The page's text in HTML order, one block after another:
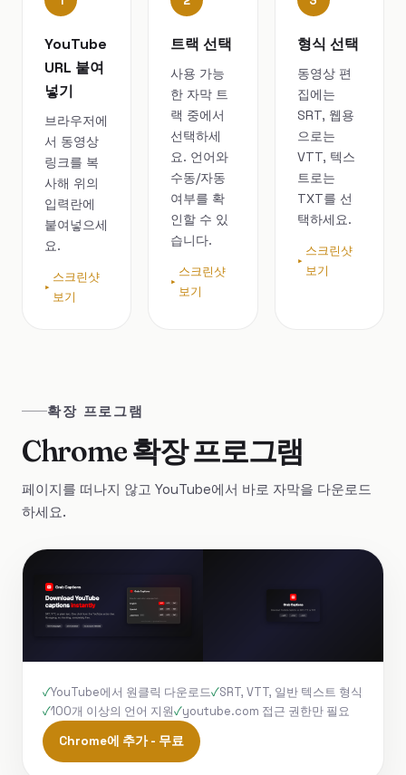
YouTube
URL 붙여
넣기
브라우저에
서 동영상
링크를 복
사해 위의
입력란에
붙여넣으세
요.
스크린샷
보기
트랙 선택
사용 가능
한 자막 트
랙 중에서
선택하세
요. 언어와
수동/자동
여부를 확
인할 수 있
습니다.
스크린샷
보기
형식 선택
동영상 편
집에는
SRT, 웹용
으로는
VTT, 텍스
트로는
TXT를 선
택하세요.
스크린샷
보기
확장 프로그램
Chrome 확장 프로그램
페이지를 떠나지 않고 YouTube에서 바로 자막을 다운로드
하세요.
YouTube에서 원클릭 다운로드
SRT, VTT, 일반 텍스트 형식
100개 이상의 언어 지원
youtube.com 접근 권한만 필요
Chrome에 추가 - 무료